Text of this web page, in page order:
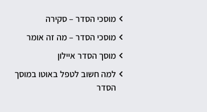
מוסכי הסדר – סקירה
מוסכי הסדר – מה זה אומר
מוסך הסדר איילון
למה חשוב לטפל באוטו במוסך
הסדר